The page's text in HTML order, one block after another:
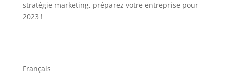
stratégie marketing, préparez votre entreprise pour
2023 !
Français